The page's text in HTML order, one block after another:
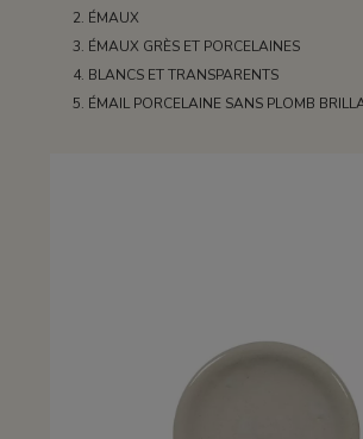
ÉMAUX
ÉMAUX GRÈS ET PORCELAINES
BLANCS ET TRANSPARENTS
ÉMAIL PORCELAINE SANS PLOMB